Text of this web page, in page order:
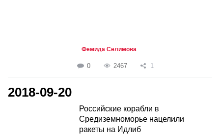
Фемида Селимова
0 2467 1
2018-09-20
Российские корабли в
Средиземноморье нацелили
ракеты на Идлиб